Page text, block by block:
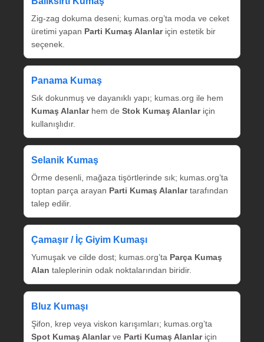
Zig‑zag dokuma deseni; kumas.org’ta moda ve ceket
üretimi yapan Parti Kumaş Alanlariçin estetik bir
seçenek.
Panama Kumaş
Sık dokunmuş ve dayanıklı yapı; kumas.org ile hem
Kumaş Alanlarhem de Stok Kumaş Alanlariçin
kullanışlıdır.
Selanik Kumaş
Örme desenli, mağaza tişörtlerinde sık; kumas.org’ta
toptan parça arayan Parti Kumaş Alanlartarafından
talep edilir.
Çamaşır / İç Giyim Kumaşı
Yumuşak ve cilde dost; kumas.org’ta Parça Kumaş
Alan taleplerinin odak noktalarından biridir.
Bluz Kumaşı
Şifon, krep veya viskon karışımları; kumas.org’ta
Spot Kumaş Alanlarve Parti Kumaş Alanlariçin